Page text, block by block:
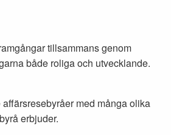
tillsammans genom
både roliga och utvecklande.
med många olika
erbjuder.